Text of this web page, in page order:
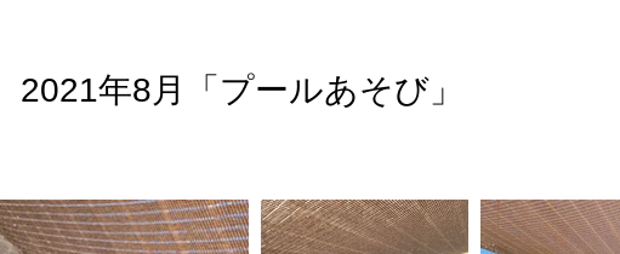
2021年8月「プールあそび」